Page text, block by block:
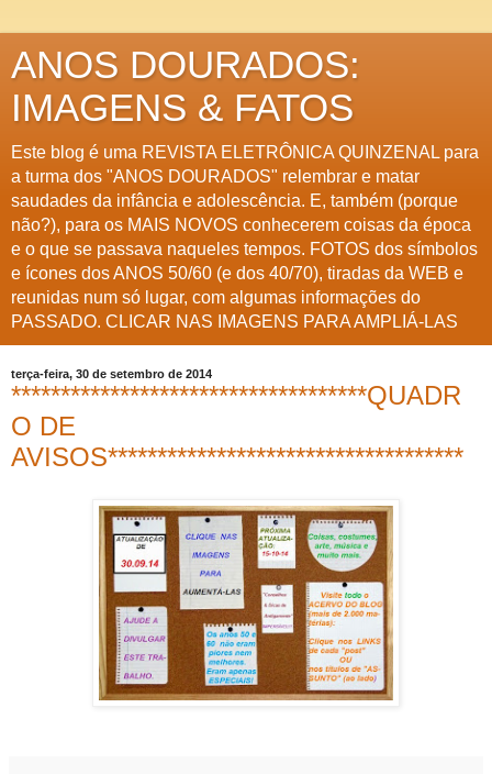
ANOS DOURADOS:
IMAGENS & FATOS
Este blog é uma REVISTA ELETRÔNICA QUINZENAL para
a turma dos "ANOS DOURADOS" relembrar e matar
saudades da infância e adolescência. E, também (porque
não?), para os MAIS NOVOS conhecerem coisas da época
e o que se passava naqueles tempos. FOTOS dos símbolos
e ícones dos ANOS 50/60 (e dos 40/70), tiradas da WEB e
reunidas num só lugar, com algumas informações do
PASSADO. CLICAR NAS IMAGENS PARA AMPLIÁ-LAS
terça-feira, 30 de setembro de 2014
************************************QUADR
O DE
AVISOS************************************